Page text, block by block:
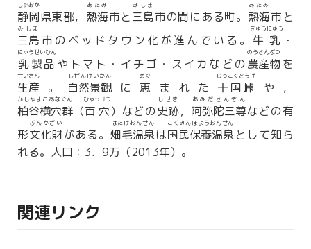
静岡
しずおか
県東部， 熱海
あたみ
市と三島
みしま
市の間にある町。 熱海
あたみ
市と
三島
みしま
市のベッドタウン化が進んでいる。 牛乳
ぎゅうにゅう
・
乳製品
にゅうせいひん
やトマト・イチゴ・スイカなどの農産物
のうさんぶつ
を
生産
せいさん
。 自然景観
しぜんけいかん
に 恵
めぐ
まれた 十国峠
じっこくとうげ
や，
柏谷横穴群
かしやよこあなぐん
（百穴
ひゃっけつ
）などの史跡
しせき
， 阿弥陀三尊
あみださんぞん
などの有
形文化財
ぶんかざい
がある。 畑毛温泉
はたけおんせん
は国民保養温泉
こくみんほようおんせん
として知ら
れる。人口：3．9万（2013年）。
関連リンク